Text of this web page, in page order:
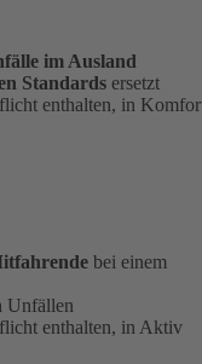
im Ausland
Standards ersetzt
enthalten, in
bei einem
Unfällen
enthalten, in Aktiv